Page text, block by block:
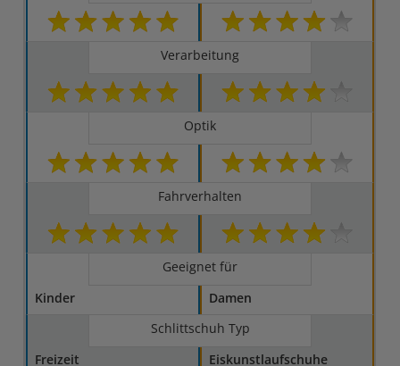
Verarbeitung
Optik
Fahrverhalten
Geeignet für
Kinder
Damen
Schlittschuh Typ
Freizeit
Eiskunstlaufschuhe